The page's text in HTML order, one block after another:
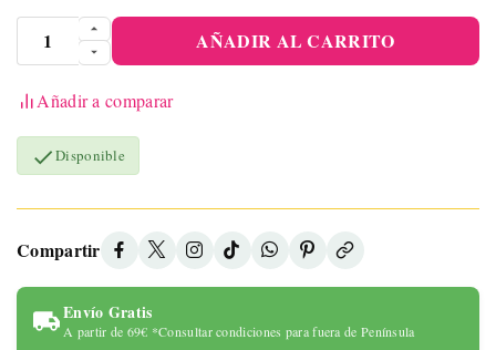
AÑADIR AL CARRITO
Añadir a comparar
Disponible
Compartir
Envío Gratis
A partir de 69€ *Consultar condiciones para fuera de Península